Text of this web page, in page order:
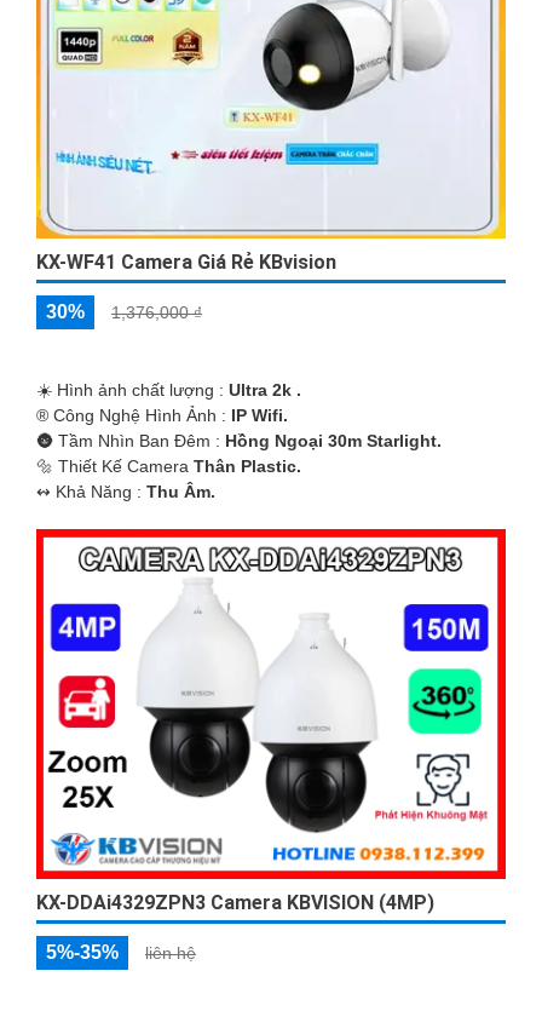
KX-WF41 Camera Giá Rẻ KBvision
30% 1,376,000 ₫
☀️ Hình ảnh chất lượng : Ultra 2k .
®️ Công Nghệ Hình Ảnh : IP Wifi.
🌚 Tầm Nhìn Ban Đêm : Hồng Ngoại 30m Starlight.
🔩 Thiết Kế Camera Thân Plastic.
️↭ Khả Năng : Thu Âm.
KX-DDAi4329ZPN3 Camera KBVISION (4MP)
5%-35% liên hệ